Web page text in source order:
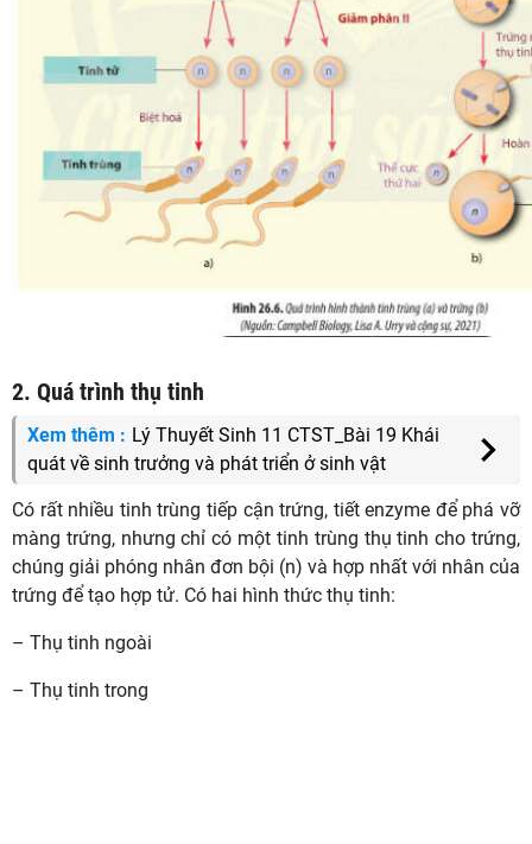
2. Quá trình thụ tinh
Xem thêm : Lý Thuyết Sinh 11 CTST_Bài 19 Khái
quát về sinh trưởng và phát triển ở sinh vật
Có rất nhiều tinh trùng tiếp cận trứng, tiết enzyme để phá vỡ
màng trứng, nhưng chỉ có một tinh trùng thụ tinh cho trứng,
chúng giải phóng nhân đơn bội (n) và hợp nhất với nhân của
trứng để tạo hợp tử. Có hai hình thức thụ tinh:
– Thụ tinh ngoài
– Thụ tinh trong